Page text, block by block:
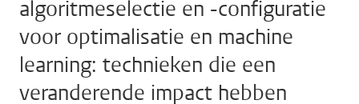
algoritmeselectie en -configuratie
voor optimalisatie en machine
learning: technieken die een
veranderende impact hebben